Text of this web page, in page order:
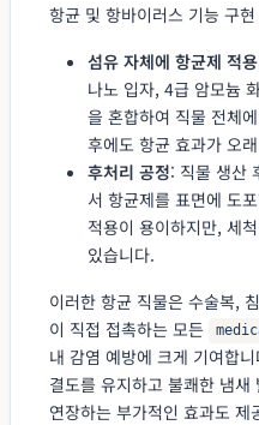
항균 및 항바이러스 기능 구
섬유 자체에 항균제 적용
나노 입자, 4급 암모늄
을 혼합하여 직물 전체
후에도 항균 효과가 오
후처리 공정: 직물 생산
서 항균제를 표면에 도
적용이 용이하지만, 세
있습니다.
이러한 항균 직물은 수술복,
이 직접 접촉하는 모든
내 감염 예방에 크게 기여합
결도를 유지하고 불쾌한 냄
연장하는 부가적인 효과도 제